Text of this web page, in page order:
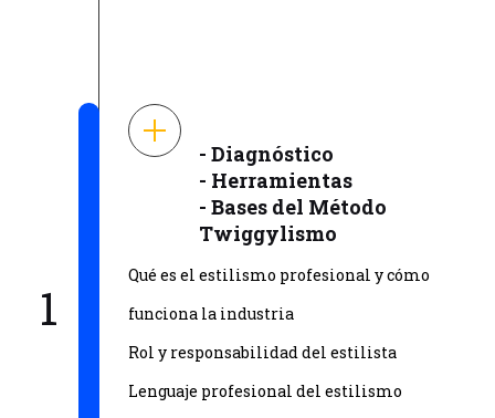
1
- Diagnóstico
- Herramientas
- Bases del Método
Twiggylismo
Qué es el estilismo profesional y cómo
funciona la industria
Rol y responsabilidad del estilista
Lenguaje profesional del estilismo